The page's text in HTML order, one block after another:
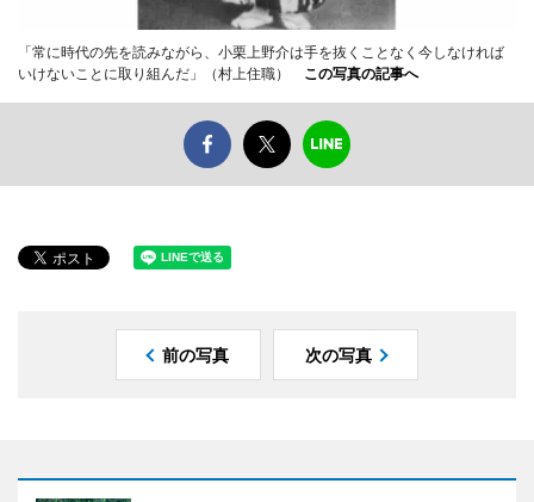
「常に時代の先を読みながら、小栗上野介は手を抜くことなく今しなければ
いけないことに取り組んだ」（村上住職） この写真の記事へ
前の写真 次の写真